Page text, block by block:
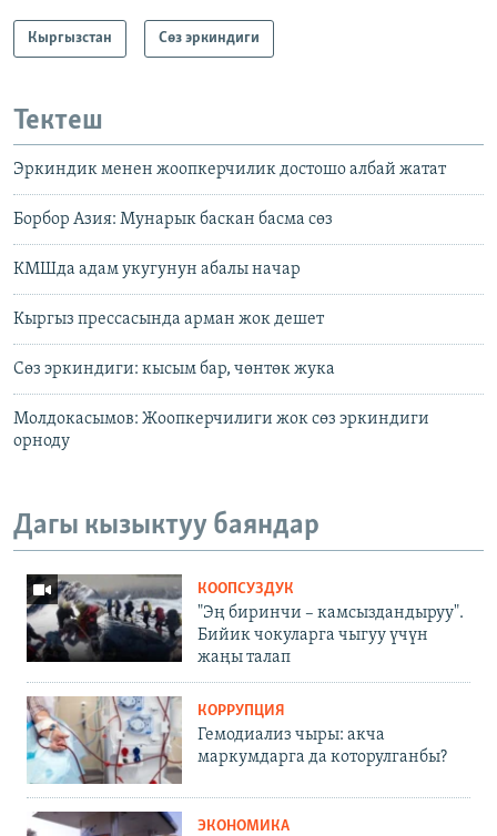
Кыргызстан Сөз эркиндиги
Тектеш
Эркиндик менен жоопкерчилик достошо албай жатат
Борбор Азия: Мунарык баскан басма сөз
КМШда адам укугунун абалы начар
Кыргыз прессасында арман жок дешет
Сөз эркиндиги: кысым бар, чөнтөк жука
Молдокасымов: Жоопкерчилиги жок сөз эркиндиги
орноду
Дагы кызыктуу баяндар
КООПСУЗДУК
"Эң биринчи – камсыздандыруу".
Бийик чокуларга чыгуу үчүн
жаңы талап
КОРРУПЦИЯ
Гемодиализ чыры: акча
маркумдарга да которулганбы?
ЭКОНОМИКА